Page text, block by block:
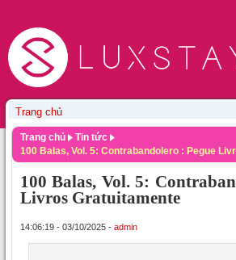
Trang chủ
Tin tức
100 Balas, Vol. 5: Contrabandolero : Pegue
100 Balas, Vol. 5:
Livros Gratuitamente
14:06:19 - 03/10/2025 - admin